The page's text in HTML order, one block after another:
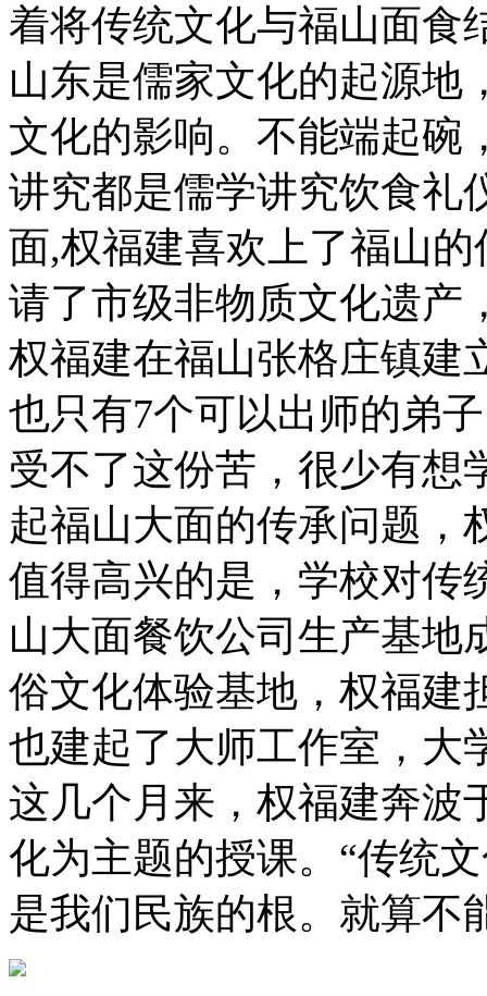
着将传统文化与福山面食
山东是儒家文化的起源地
文化的影响。不能端起
讲究都是儒学讲究饮食礼
面,权福建喜欢上了福山
请了市级非物质文化遗产
权福建在福山张格庄镇建
也只有7个可以出师的弟
受不了这份苦，很少有想
起福山大面的传承问题，
值得高兴的是，学校对传
山大面餐饮公司生产基地
俗文化体验基地，权福建
也建起了大师工作室，大
这几个月来，权福建奔波
化为主题的授课。“传统
是我们民族的根。就算不